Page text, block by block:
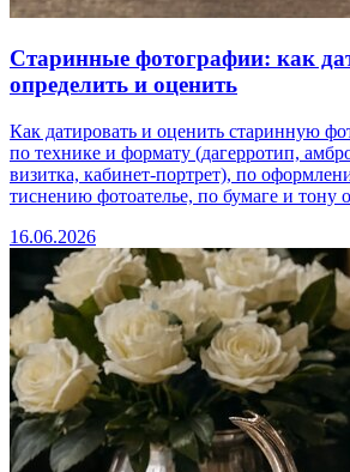
Старинные фотографии: как
определить и оценить
Как датировать и оценить старинную
по технике и формату (дагерротип,
визитка, кабинет-портрет), по
тиснению фотоателье, по бумаге и тону
16.06.2026